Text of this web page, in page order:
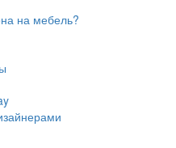
на мебель?